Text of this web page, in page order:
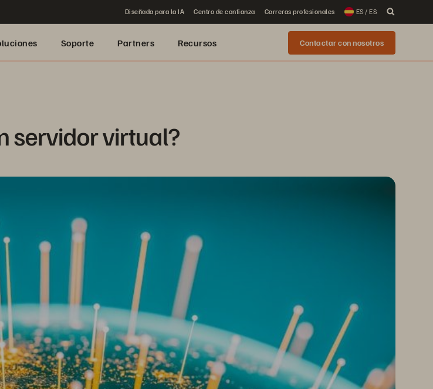
Diseñada para la IA Centro de confianza Carreras profesionales ES / ES
Soporte Partners Recursos Contactar con nosotros
servidor virtual?